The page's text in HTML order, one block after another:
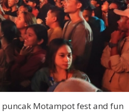
puncak Motampot fest and fun